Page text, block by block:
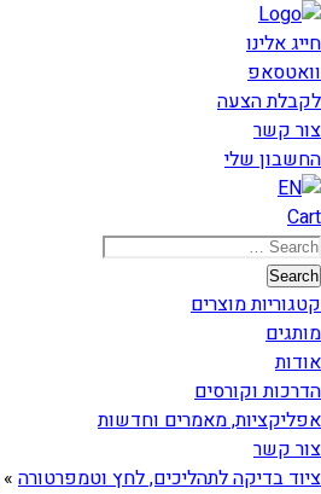
דילוג
לתוכן
חייג אלינו
וואטסאפ
לקבלת הצעה
צור קשר
החשבון שלי
Cart
Search
for:
Search
קטגוריות מוצרים
מותגים
אודות
הדרכות וקורסים
אפליקציות, מאמרים וחדשות
צור קשר
ציוד בדיקה לתהליכים, לחץ וטמפרטורה »